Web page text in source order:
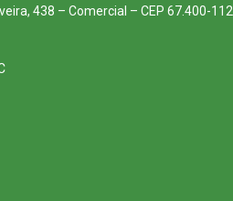
438 – Comercial – CEP 67.400-112